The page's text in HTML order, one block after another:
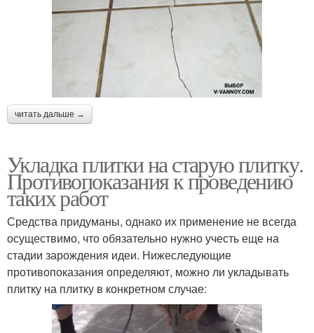
читать дальше →
Укладка плитки на старую плитку.
Противопоказания к проведению
таких работ
Средства придуманы, однако их применение не всегда
осуществимо, что обязательно нужно учесть еще на
стадии зарождения идеи. Нижеследующие
противопоказания определяют, можно ли укладывать
плитку на плитку в конкретном случае: